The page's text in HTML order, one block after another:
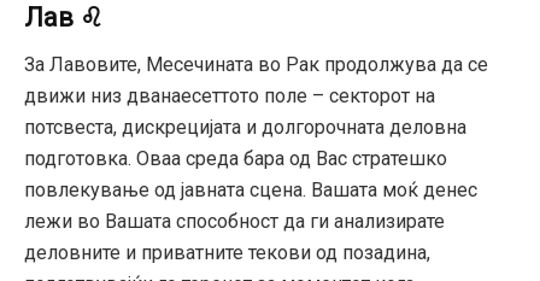
Лав ♌
За Лавовите, Месечината во Рак продолжува да се
движи низ дванаесеттото поле – секторот на
потсвеста, дискрецијата и долгорочната деловна
подготовка. Оваа среда бара од Вас стратешко
повлекување од јавната сцена. Вашата моќ денес
лежи во Вашата способност да ги анализирате
деловните и приватните текови од позадина,